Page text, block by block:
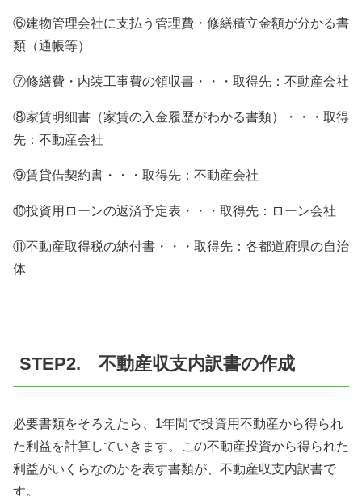
⑥建物管理会社に支払う管理費・修繕積立金額が分かる書
類（通帳等）
⑦修繕費・内装工事費の領収書・・・取得先：不動産会社
⑧家賃明細書（家賃の入金履歴がわかる書類）・・・取得
先：不動産会社
⑨賃貸借契約書・・・取得先：不動産会社
⑩投資用ローンの返済予定表・・・取得先：ローン会社
⑪不動産取得税の納付書・・・取得先：各都道府県の自治
体
STEP2. 不動産収支内訳書の作成
必要書類をそろえたら、1年間で投資用不動産から得られ
た利益を計算していきます。この不動産投資から得られた
利益がいくらなのかを表す書類が、不動産収支内訳書で
す。